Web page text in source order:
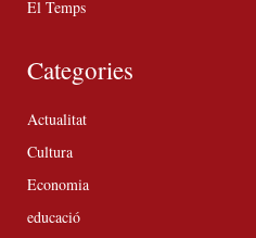
El Temps
Categories
Actualitat
Cultura
Economia
educació